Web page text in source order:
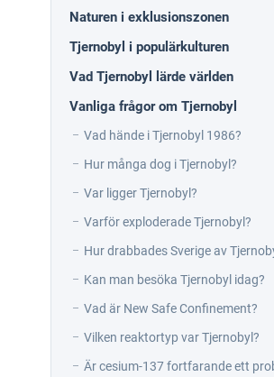
Naturen i exklusionszonen
Tjernobyl i populärkulturen
Vad Tjernobyl lärde världen
Vanliga frågor om Tjernobyl
Vad hände i Tjernobyl 1986?
Hur många dog i Tjernobyl?
Var ligger Tjernobyl?
Varför exploderade Tjernobyl?
Hur drabbades Sverige av
Kan man besöka Tjernobyl idag?
Vad är New Safe Confinement?
Vilken reaktortyp var Tjernobyl?
Är cesium-137 fortfarande ett